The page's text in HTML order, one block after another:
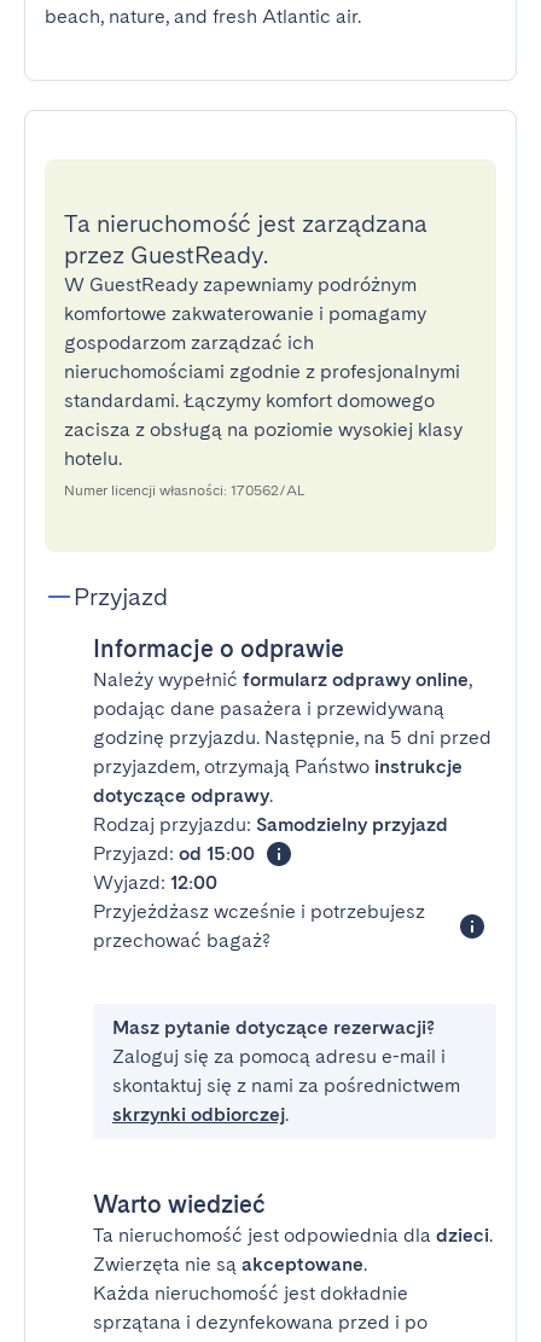
beach, nature, and fresh Atlantic air.
Ta nieruchomość jest zarządzana
przez GuestReady.
W GuestReady zapewniamy podróżnym
komfortowe zakwaterowanie i pomagamy
gospodarzom zarządzać ich
nieruchomościami zgodnie z profesjonalnymi
standardami. Łączymy komfort domowego
zacisza z obsługą na poziomie wysokiej klasy
hotelu.
Numer licencji własności: 170562/AL
Przyjazd
Informacje o odprawie
Należy wypełnić formularz odprawy online,
podając dane pasażera i przewidywaną
godzinę przyjazdu. Następnie, na 5 dni przed
przyjazdem, otrzymają Państwo instrukcje
dotyczące odprawy.
Rodzaj przyjazdu: Samodzielny przyjazd
Przyjazd: od 15:00
Wyjazd: 12:00
Przyjeżdżasz wcześnie i potrzebujesz
przechować bagaż?
Masz pytanie dotyczące rezerwacji?
Zaloguj się za pomocą adresu e-mail i
skontaktuj się z nami za pośrednictwem
skrzynki odbiorczej.
Warto wiedzieć
Ta nieruchomość jest odpowiednia dla dzieci.
Zwierzęta nie są akceptowane.
Każda nieruchomość jest dokładnie
sprzątana i dezynfekowana przed i po